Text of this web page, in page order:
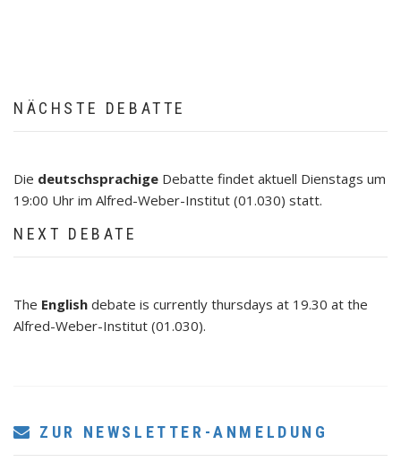
NÄCHSTE DEBATTE
Die deutschsprachige Debatte findet aktuell Dienstags um
19:00 Uhr im Alfred-Weber-Institut (01.030) statt.
NEXT DEBATE
The English debate is currently thursdays at 19.30 at the
Alfred-Weber-Institut (01.030).
ZUR NEWSLETTER-ANMELDUNG